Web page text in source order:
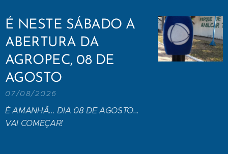
É NESTE SÁBADO A
ABERTURA DA
AGROPEC, 08 DE
AGOSTO
07/08/2026
É AMANHÃ... DIA 08 DE AGOSTO...
VAI COMEÇAR!